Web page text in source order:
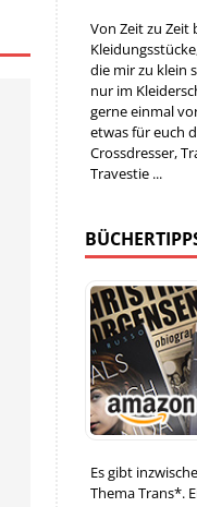
Von Zeit zu Zeit
die mir zu klein
nur im
gerne einmal
etwas für euch
Crossdresser,
Travestie ...
Es gibt
Thema Trans*.